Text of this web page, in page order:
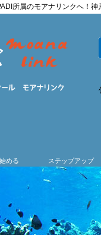
所属のモアナリンクへ！
める ステップアップ